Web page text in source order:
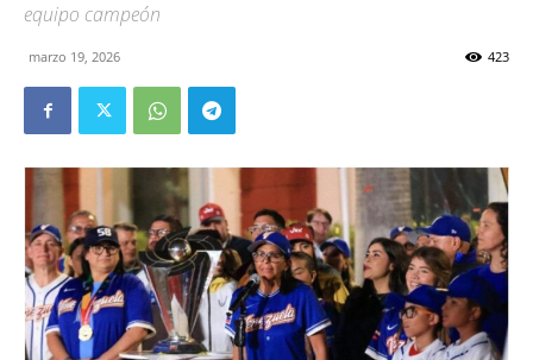
equipo campeón
marzo 19, 2026 423